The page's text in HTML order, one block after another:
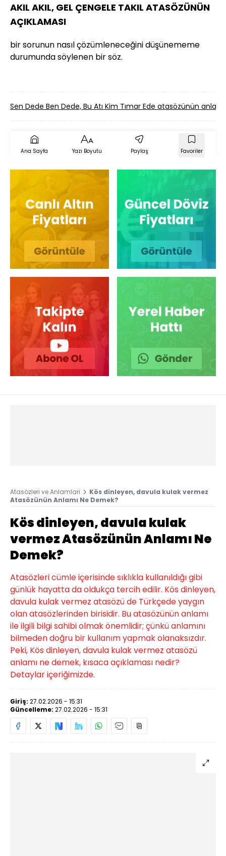
AKIL AKIL, GEL ÇENGELE TAKIL ATASÖZÜNÜN
AÇIKLAMASI
bir sorunun nasıl çözümleneceğini düşünememe
durumunda söylenen bir söz.
Sen Dede Ben Dede, Bu Atı Kim Tımar Ede atasözünün
Ana Sayfa Yazı Boyutu Paylaş Favoriler
Atasözleri ve Anlamlari
Kös dinleyen, davula kulak vermez
Atasözünün Anlamı Ne Demek?
Kös dinleyen, davula kulak
vermez Atasözünün Anlamı Ne
Demek?
Atasözleri cümle içerisinde sıklıkla kullanıldığı gibi
günlük hayatta da oldukça tercih edilir. Kös dinleyen,
davula kulak vermez atasözü de Türkçede yaygın
olan atasözlerinden birisidir. Bu atasözünün anlamı
ile ilgili bilgi sahibi olmak önemlidir; çünkü anlamını
bilmeden doğru bir kullanım yapmak olanaksızdır.
Peki, Kös dinleyen, davula kulak vermez atasözü
anlamı ne demek, kısaca açıklaması nedir?
Detaylar içeriğimizde.
Giriş: 27.02.2026 - 15:31
Güncelleme: 27.02.2026 - 15:31